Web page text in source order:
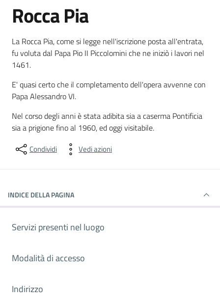
Rocca Pia
Dettagli del luogo
La Rocca Pia, come si legge nell'iscrizione posta all'entrata,
fu voluta dal Papa Pio II Piccolomini che ne iniziò i lavori nel
1461.
E' quasi certo che il completamento dell'opera avvenne con
Papa Alessandro VI.
Nel corso degli anni è stata adibita sia a caserma Pontificia
sia a prigione fino al 1960, ed oggi visitabile.
Condividi Vedi azioni
INDICE DELLA PAGINA
Servizi presenti nel luogo
Modalità di accesso
Indirizzo